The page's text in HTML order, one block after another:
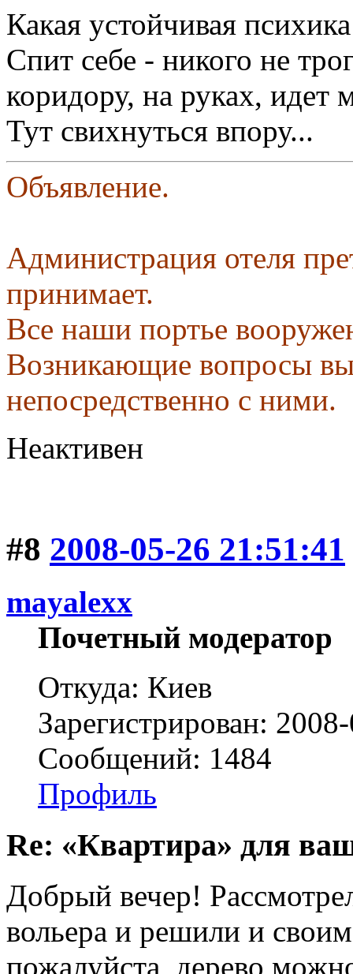
Какая устойчивая
Спит себе - никого не
коридору, на руках, идет
Тут свихнуться впору...
Объявление.
Администрация отеля
принимает.
Все наши портье
Возникающие вопросы
непосредственно с ними.
Неактивен
#8 2008-05-26 21:51:41
mayalexx
Почетный модератор
Откуда: Киев
Зарегистрирован:
Сообщений: 1484
Профиль
Re: «Квартира» для
Добрый вечер!
вольера и решили и
пожалуйста, дерево